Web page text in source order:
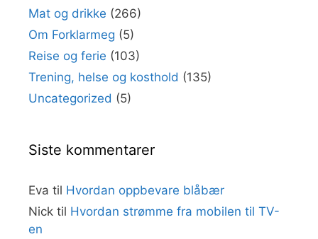
Mat og drikke (266)
Om Forklarmeg (5)
Reise og ferie (103)
Trening, helse og kosthold (135)
Uncategorized (5)
Siste kommentarer
Eva til Hvordan oppbevare blåbær
Nick til Hvordan strømme fra mobilen til TV-
en